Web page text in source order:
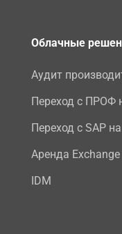
Облачные
Аудит
Переход с ПРОФ
Переход с SAP
Аренда Exchange
IDM